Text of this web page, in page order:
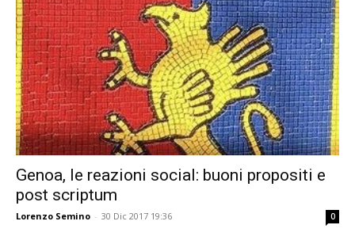
Genoa, le reazioni social: buoni propositi e
post scriptum
Lorenzo Semino - 30 Dic 2017 19:36 0